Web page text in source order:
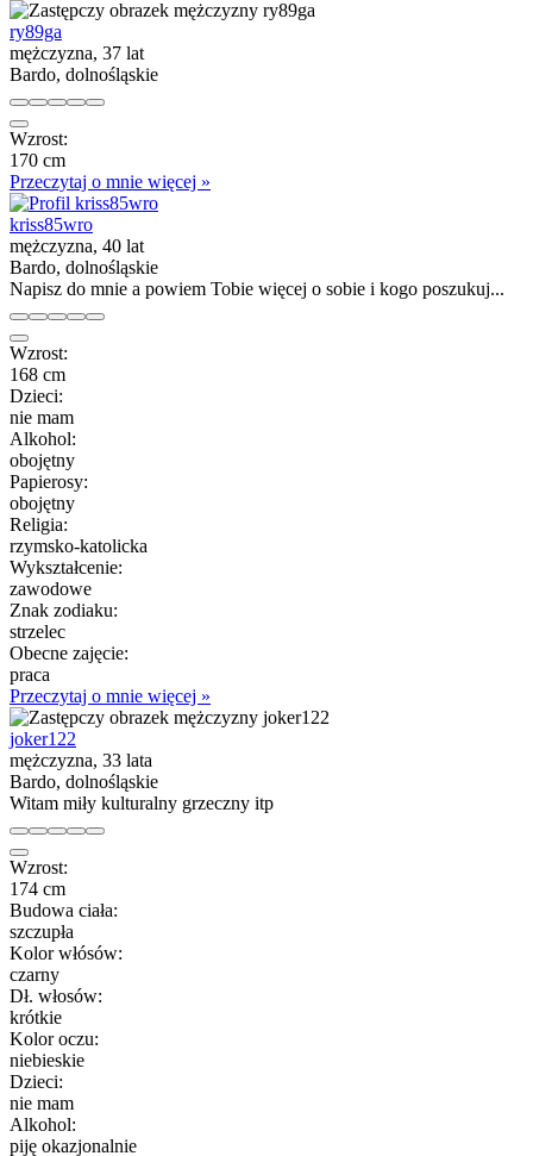
ry89ga
mężczyzna, 37 lat
Bardo, dolnośląskie
Wzrost:
170 cm
Przeczytaj o mnie więcej »
kriss85wro
mężczyzna, 40 lat
Bardo, dolnośląskie
Napisz do mnie a powiem Tobie więcej o sobie i kogo poszukuj...
Wzrost:
168 cm
Dzieci:
nie mam
Alkohol:
obojętny
Papierosy:
obojętny
Religia:
rzymsko-katolicka
Wykształcenie:
zawodowe
Znak zodiaku:
strzelec
Obecne zajęcie:
praca
Przeczytaj o mnie więcej »
joker122
mężczyzna, 33 lata
Bardo, dolnośląskie
Witam miły kulturalny grzeczny itp
Wzrost:
174 cm
Budowa ciała:
szczupła
Kolor włósów:
czarny
Dł. włosów:
krótkie
Kolor oczu:
niebieskie
Dzieci:
nie mam
Alkohol:
piję okazjonalnie